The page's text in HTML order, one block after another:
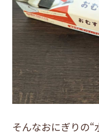
そんなおにぎりの